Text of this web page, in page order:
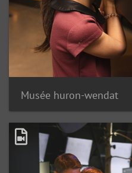
Musée huron-wendat